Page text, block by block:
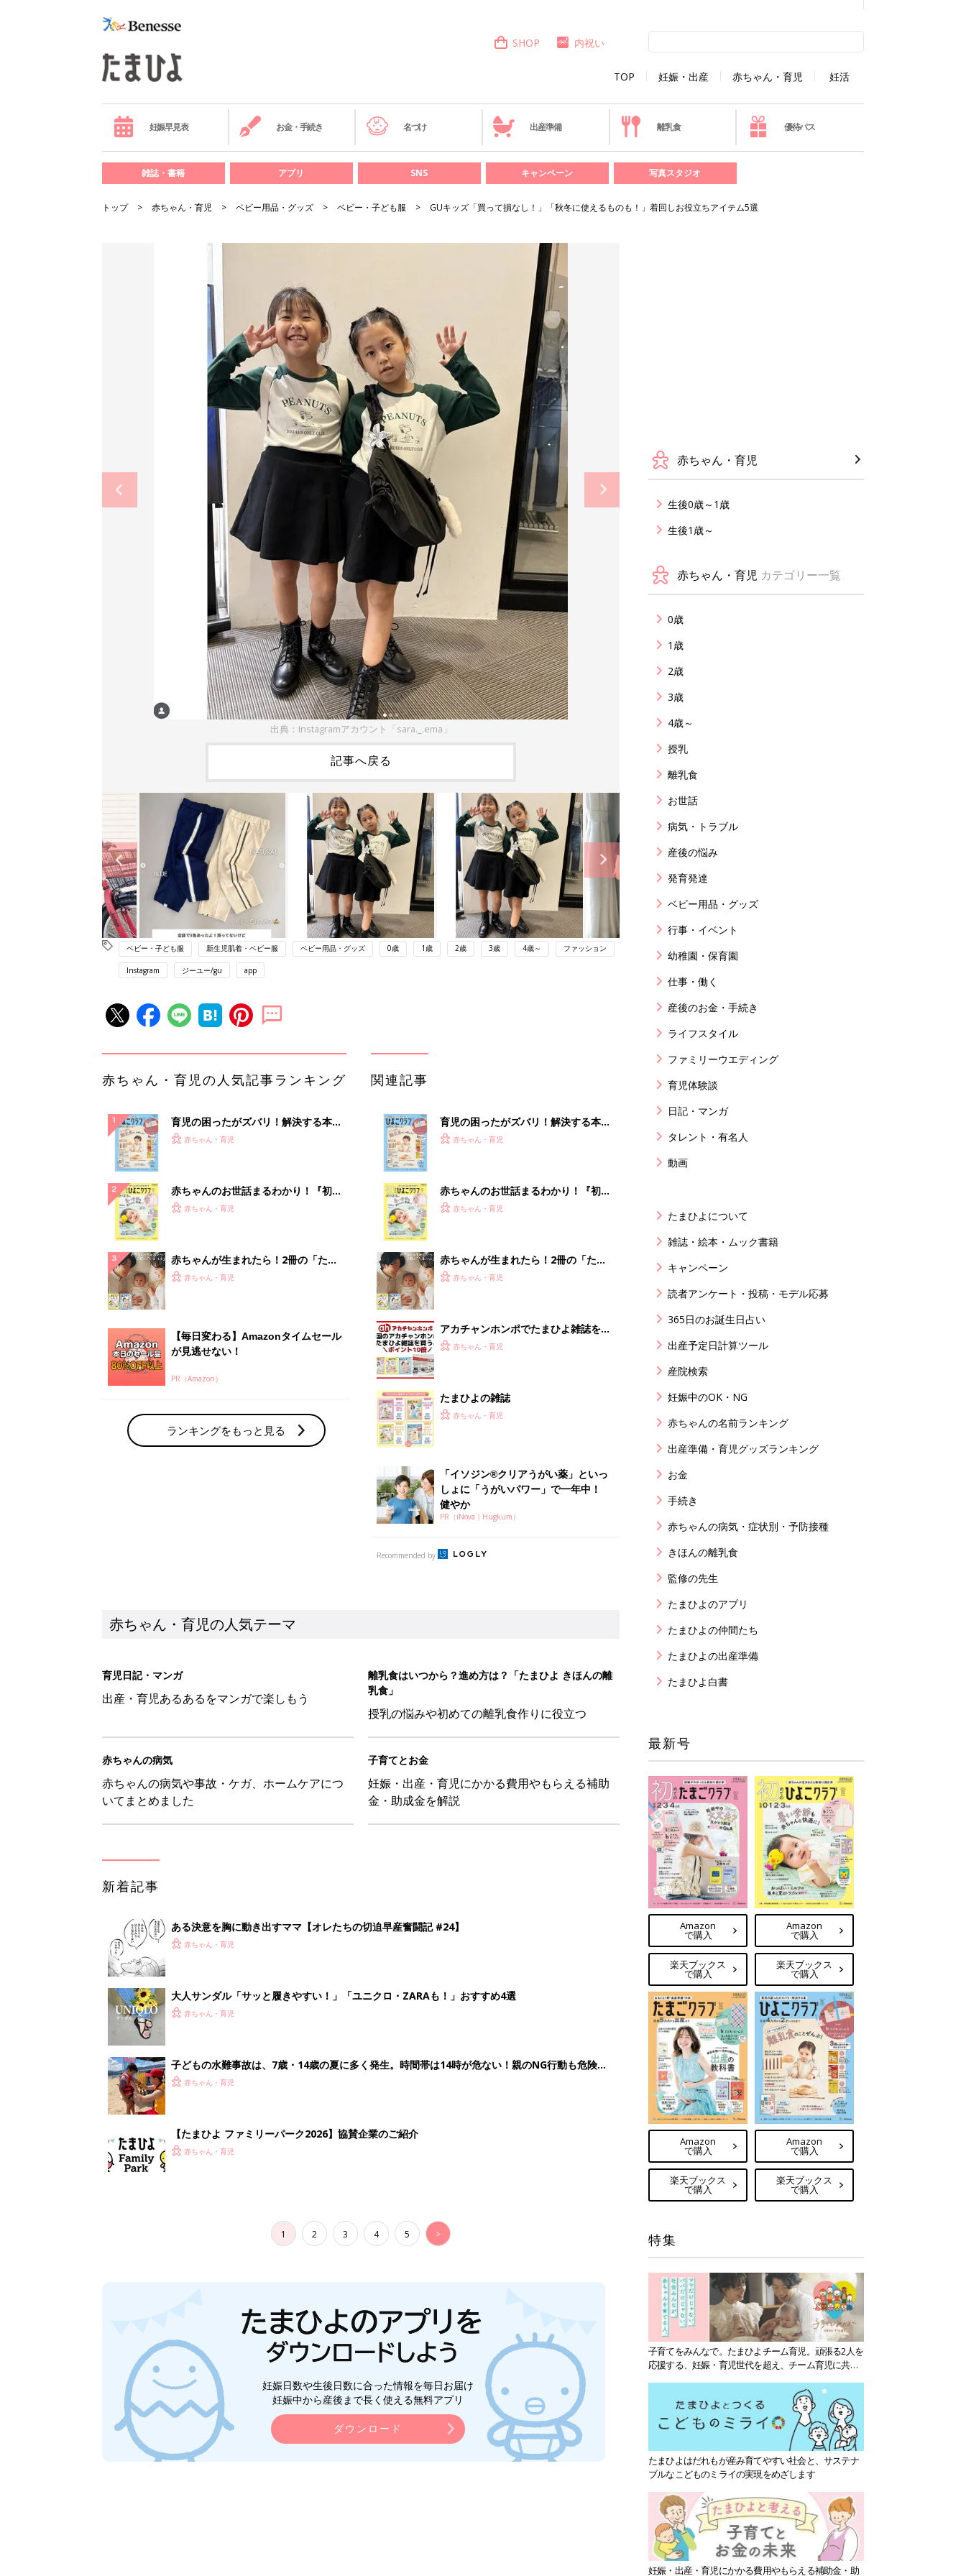
TOP 妊娠・出産 赤ちゃん・育児 妊活
SHOP 内祝い
妊娠早見表 お金・手続き 名づけ 出産準備 離乳食 優待パス
雑誌・書籍 アプリ SNS キャンペーン 写真スタジオ
トップ 赤ちゃん・育児 ベビー用品・グッズ ベビー・子ども服 GUキッズ「買って損なし！」「秋冬に使えるものも！」着回しお役立ちアイテム5選
出典：Instagramアカウント「sara._.ema」
記事へ戻る
ベビー・子ども服 新生児肌着・ベビー服 ベビー用品・グッズ 0歳 1歳 2歳 3歳 4歳～ ファッション
Instagram ジーユー/gu app
赤ちゃん・育児の人気記事ランキング
育児の困ったがズバリ！解決する本
『ひよこクラブ 秋号』 4カ月～2才
赤ちゃん・育児
赤ちゃんのお世話まるわかり！『初め
てのひよこクラブ 夏号』〈巻頭大特
解決テク
赤ちゃん・育児
赤ちゃんが生まれたら！2冊の「たま
ひよ」
赤ちゃん・育児
【毎日変わる】Amazonタイムセール
が見逃せない！
PR（Amazon）
ランキングをもっと見る
関連記事
育児の困ったがズバリ！解決する本
『ひよこクラブ 秋号』 4カ月～2才
赤ちゃん・育児
赤ちゃんのお世話まるわかり！『初め
てのひよこクラブ 夏号』〈巻頭大特
解決テク
赤ちゃん・育児
赤ちゃんが生まれたら！2冊の「たま
ひよ」
赤ちゃん・育児
アカチャンホンポでたまひよ雑誌を買
うとポイント10倍【期間限定】
赤ちゃん・育児
たまひよの雑誌
赤ちゃん・育児
「イソジン®クリアうがい薬」といっ
しょに「うがいパワー」で一年中！
健やか
PR（iNova｜Hugkum）
Recommended by
赤ちゃん・育児の人気テーマ
育児日記・マンガ
出産・育児あるあるをマンガで楽しもう
離乳食はいつから？進め方は？「たまひよ きほんの離
乳食」
授乳の悩みや初めての離乳食作りに役立つ
赤ちゃんの病気
赤ちゃんの病気や事故・ケガ、ホームケアにつ
いてまとめました
子育てとお金
妊娠・出産・育児にかかる費用やもらえる補助
金・助成金を解説
新着記事
ある決意を胸に動き出すママ【オレたちの切迫早産奮闘記 #24】
赤ちゃん・育児
大人サンダル「サッと履きやすい！」「ユニクロ・ZARAも！」おすすめ4選
赤ちゃん・育児
子どもの水難事故は、7歳・14歳の夏に多く発生。時間帯は14時が危ない！親のNG行動も危険を
まねく【専門家】
赤ちゃん・育児
【たまひよ ファミリーパーク2026】協賛企業のご紹介
赤ちゃん・育児
1 2 3 4 5 >
妊娠日数や生後日数に合った情報を毎日お届け
妊娠中から産後まで長く使える無料アプリ
ダウンロード
赤ちゃん・育児
生後0歳～1歳
生後1歳～
赤ちゃん・育児 カテゴリー一覧
0歳
1歳
2歳
3歳
4歳～
授乳
離乳食
お世話
病気・トラブル
産後の悩み
発育発達
ベビー用品・グッズ
行事・イベント
幼稚園・保育園
仕事・働く
産後のお金・手続き
ライフスタイル
ファミリーウエディング
育児体験談
日記・マンガ
タレント・有名人
動画
たまひよについて
雑誌・絵本・ムック書籍
キャンペーン
読者アンケート・投稿・モデル応募
365日のお誕生日占い
出産予定日計算ツール
産院検索
妊娠中のOK・NG
赤ちゃんの名前ランキング
出産準備・育児グッズランキング
お金
手続き
赤ちゃんの病気・症状別・予防接種
きほんの離乳食
監修の先生
たまひよのアプリ
たまひよの仲間たち
たまひよの出産準備
たまひよ白書
最新号
Amazon
で購入
楽天ブックス
で購入
Amazon
で購入
楽天ブックス
で購入
Amazon
で購入
楽天ブックス
で購入
Amazon
で購入
楽天ブックス
で購入
特集
子育てをみんなで。たまひよチーム育児。頑張る2人を
応援する、妊娠・育児世代を超え、チーム育児に共感
たまひよはだれもが産み育てやすい社会と、サステナ
ブルなこどものミライの実現をめざします
妊娠・出産・育児にかかる費用やもらえる補助金・助